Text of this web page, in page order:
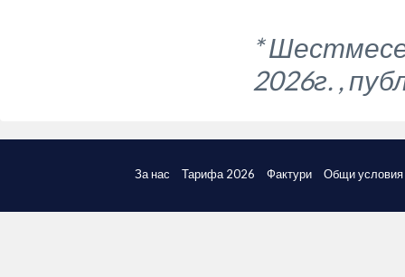
*
2026г. ,
За нас Тарифа 2026 Фактури Общи условия